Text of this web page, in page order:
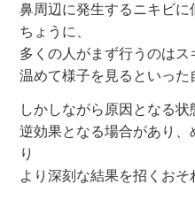
鼻周辺に発生するニキビ
ちょうに、
多くの人がまず行うのは
温めて様子を見るといった
しかしながら原因となる
逆効果となる場合があり
り
より深刻な結果を招くおそ